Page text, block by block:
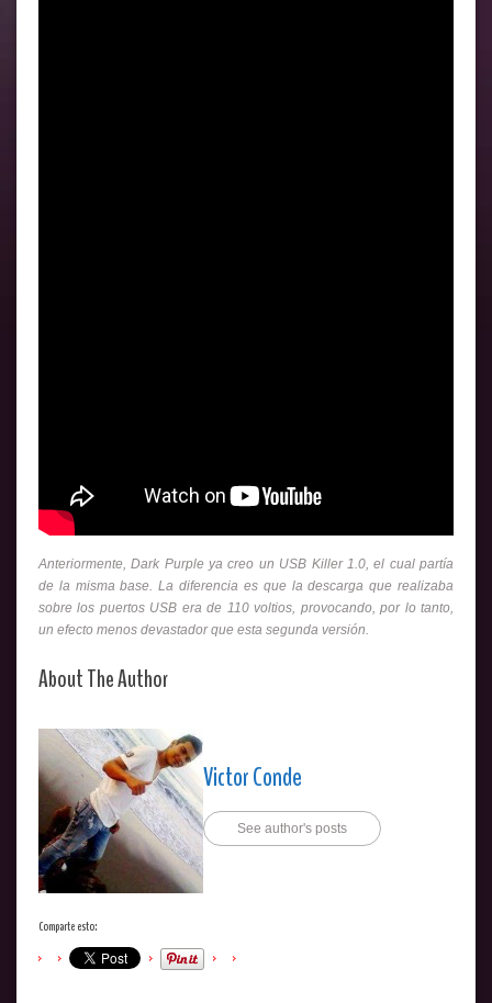
Anteriormente, Dark Purple ya creo un USB Killer 1.0, el cual partía
de la misma base. La diferencia es que la descarga que realizaba
sobre los puertos USB era de 110 voltios, provocando, por lo tanto,
un efecto menos devastador que esta segunda versión.
About The Author
Victor Conde
See author's posts
Comparte esto: